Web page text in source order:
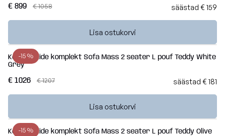
€ 899 € 1058 säästad € 159
Lisa ostukorvi
-15 %
Kott-toolide komplekt Sofa Mass 2 seater L pouf Teddy White
Grey
€ 1026 € 1207 säästad € 181
Lisa ostukorvi
-15 %
Kott-toolide komplekt Sofa Mass 2 seater L pouf Teddy Olive